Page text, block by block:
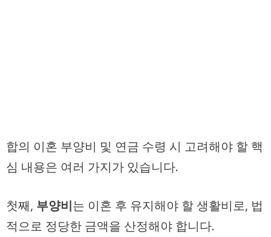
합의 이혼 부양비 및 연금 수령 시 고려해야 할 핵
심 내용은 여러 가지가 있습니다.
첫째, 부양비는 이혼 후 유지해야 할 생활비로, 법
적으로 정당한 금액을 산정해야 합니다.